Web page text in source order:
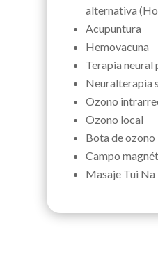
alternativa
Acupuntura
Hemovacuna
Terapia neural
Neuralterapia
Ozono
Ozono local
Bota de ozono
Campo
Masaje Tui Na